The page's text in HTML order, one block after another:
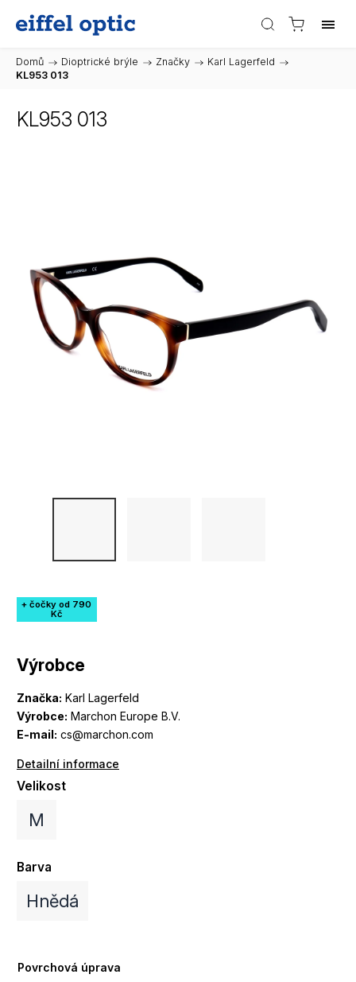
Domů / Dioptrické brýle / Značky / Karl Lagerfeld /
KL953 013
KL953 013
Výrobce
Značka: Karl Lagerfeld
Výrobce: Marchon Europe B.V.
E-mail: cs@marchon.com
Detailní informace
+ čočky od 790
Kč
Velikost
M
Barva
Hnědá
Povrchová úprava